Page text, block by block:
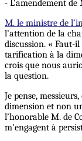
- L’amendement
M. le ministre de
l’attention de la
discussion. « Faut-
tarification à la
crois que nous
la question.
Je pense,
dimension et non
l’honorable M. de
m’engagent à